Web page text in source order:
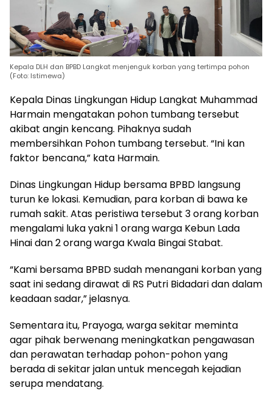
Kepala DLH dan BPBD Langkat menjenguk korban yang tertimpa pohon
(Foto: Istimewa)
Kepala Dinas Lingkungan Hidup Langkat Muhammad
Harmain mengatakan pohon tumbang tersebut
akibat angin kencang. Pihaknya sudah
membersihkan Pohon tumbang tersebut. “Ini kan
faktor bencana,” kata Harmain.
Dinas Lingkungan Hidup bersama BPBD langsung
turun ke lokasi. Kemudian, para korban di bawa ke
rumah sakit. Atas peristiwa tersebut 3 orang korban
mengalami luka yakni 1 orang warga Kebun Lada
Hinai dan 2 orang warga Kwala Bingai Stabat.
“Kami bersama BPBD sudah menangani korban yang
saat ini sedang dirawat di RS Putri Bidadari dan dalam
keadaan sadar,” jelasnya.
Sementara itu, Prayoga, warga sekitar meminta
agar pihak berwenang meningkatkan pengawasan
dan perawatan terhadap pohon-pohon yang
berada di sekitar jalan untuk mencegah kejadian
serupa mendatang.